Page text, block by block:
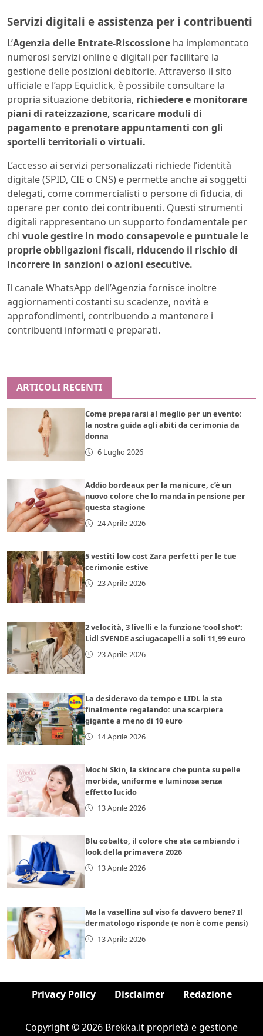
Servizi digitali e assistenza per i contribuenti
L’Agenzia delle Entrate-Riscossione ha implementato
numerosi servizi online e digitali per facilitare la
gestione delle posizioni debitorie. Attraverso il sito
ufficiale e l’app Equiclick, è possibile consultare la
propria situazione debitoria, richiedere e monitorare
piani di rateizzazione, scaricare moduli di
pagamento e prenotare appuntamenti con gli
sportelli territoriali o virtuali.
L’accesso ai servizi personalizzati richiede l’identità
digitale (SPID, CIE o CNS) e permette anche ai soggetti
delegati, come commercialisti o persone di fiducia, di
operare per conto dei contribuenti. Questi strumenti
digitali rappresentano un supporto fondamentale per
chi vuole gestire in modo consapevole e puntuale le
proprie obbligazioni fiscali, riducendo il rischio di
incorrere in sanzioni o azioni esecutive.
Il canale WhatsApp dell’Agenzia fornisce inoltre
aggiornamenti costanti su scadenze, novità e
approfondimenti, contribuendo a mantenere i
contribuenti informati e preparati.
ARTICOLI RECENTI
Come prepararsi al meglio per un evento:
la nostra guida agli abiti da cerimonia da
donna
6 Luglio 2026
Addio bordeaux per la manicure, c’è un
nuovo colore che lo manda in pensione per
questa stagione
24 Aprile 2026
5 vestiti low cost Zara perfetti per le tue
cerimonie estive
23 Aprile 2026
2 velocità, 3 livelli e la funzione ‘cool shot’:
Lidl SVENDE asciugacapelli a soli 11,99 euro
23 Aprile 2026
La desideravo da tempo e LIDL la sta
finalmente regalando: una scarpiera
gigante a meno di 10 euro
14 Aprile 2026
Mochi Skin, la skincare che punta su pelle
morbida, uniforme e luminosa senza
effetto lucido
13 Aprile 2026
Blu cobalto, il colore che sta cambiando i
look della primavera 2026
13 Aprile 2026
Ma la vasellina sul viso fa davvero bene? Il
dermatologo risponde (e non è come pensi)
13 Aprile 2026
Privacy Policy Disclaimer Redazione
Copyright © 2026 Brekka.it proprietà e gestione